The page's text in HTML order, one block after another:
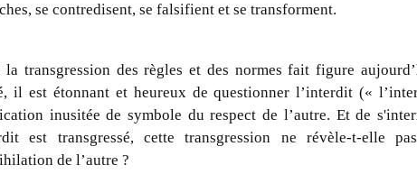
se contredisent, se falsifient et se transforment.
la transgression des règles et des normes fait figure
il est étonnant et heureux de questionner l’interdit («
inusitée de symbole du respect de l’autre. Et de
est transgressé, cette transgression ne révèle-t-elle
de l’autre ?